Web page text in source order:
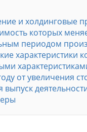
и холдинговые
которых
периодом
характеристики
от увеличения
выпуск